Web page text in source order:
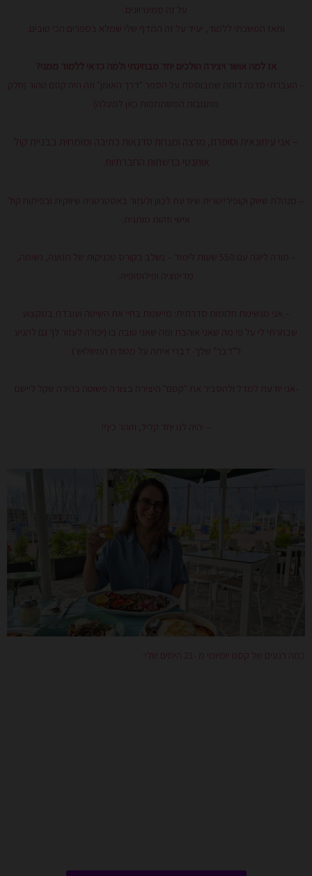
על זה סמינריונים
ומאז המשכתי ללמוד, יעיד על זה המדף שלי שמלא בספרים הכי טובים.
אז למה אושר ויצירה הולכים יחד מבחינתי ולמה כדאי ללמוד ממני?
– העברתי סדנה דומה שמבוססת על הספר "דרך האומן" וזה היה קסם טהור (חלק
מתגובות המשתתפות כאן למעלה)
– אני עיתונאית וסופרת, מרצה ומנחת סדנאות כתיבה ומומחית בבניית קול
אותנטי ברשתות החברתיות.
– מנהלת שיווק וקופירייטרית שיודעת לכוון ולעזור באסטרטגיה שיווקית ובפיתוח קול
אישי וזהות מותגית.
– מורה ליוגה עם 550 שעות לימוד – נשלב בקורס טכניקות של תנועה, נשימה,
מדיטציה ופילוסופיה.
– אני מגשימת חלומות סדרתית: מיישמת בחיי את השיטה ועובדת במקצוע
שבחרתי לי על פי מה שאני אוהבת ומה שאני טובה בו (יכולה לעזור לך גם להגיע
ל"דבר" שלך- דברי איתה על מטודת המשלוש )
-אני יודעת למדל ולהסביר את "קסם" היצירה בצורה פשוטה בהירה שקל ליישם
– יהיה לנו יחד קליל, וזוהר כיף!
כמה רגעים של קסם יומיומי מ -21 הימים שלי: